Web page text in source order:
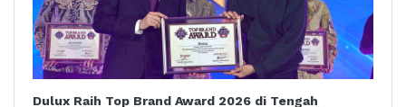
Dulux Raih Top Brand Award 2026 di Tengah